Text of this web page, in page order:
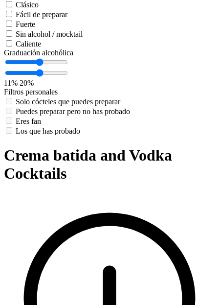
Clásico
Fácil de preparar
Fuerte
Sin alcohol / mocktail
Caliente
Graduación alcohólica
11% 20%
Filtros personales
Solo cócteles que puedes preparar
Puedes preparar pero no has probado
Eres fan
Los que has probado
Crema batida and Vodka
Cocktails